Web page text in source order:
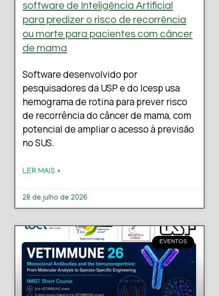
software de Inteligência Artificial
para predizer o risco de recorrência
ou morte para pacientes com câncer
de mama
Software desenvolvido por
pesquisadores da USP e do Icesp usa
hemograma de rotina para prever risco
de recorrência do câncer de mama, com
potencial de ampliar o acesso à previsão
no SUS.
LER MAIS »
28 de julho de 2026
EVENTOS